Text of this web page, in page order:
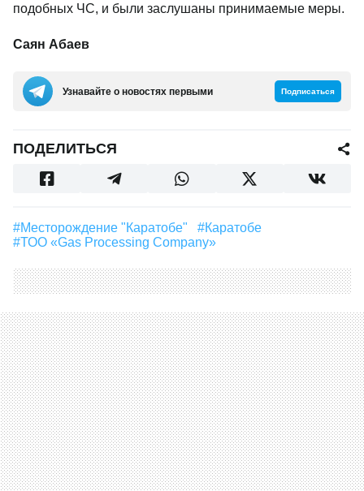
подобных ЧС, и были заслушаны принимаемые меры.
Саян Абаев
Узнавайте о новостях первыми Подписаться
ПОДЕЛИТЬСЯ
#Месторождение "Каратобе"
#Каратобе
#ТОО «Gas Processing Company»